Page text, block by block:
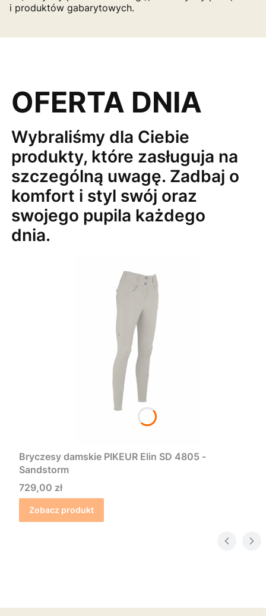
i produktów gabarytowych.
OFERTA DNIA
Wybraliśmy dla Ciebie
produkty, które zasługuja na
szczególną uwagę. Zadbaj o
komfort i styl swój oraz
swojego pupila każdego
dnia.
Bryczesy damskie PIKEUR Elin SD 4805 -
Sandstorm
Cena
729,00 zł
Zobacz produkt